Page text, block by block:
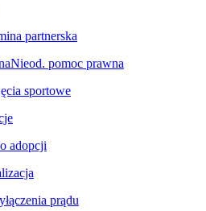
partnerska
Nieod. pomoc prawna
sportowe
adopcji
prądu